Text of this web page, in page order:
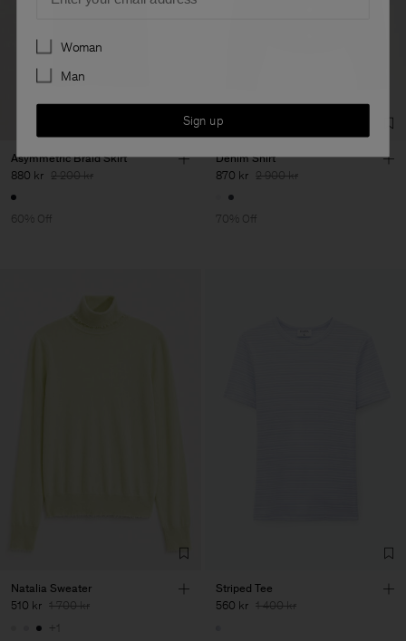
Asymmetric Braid Skirt
880 kr 2 200 kr
60% Off
Denim Shirt
870 kr 2 900 kr
70% Off
Natalia Sweater
510 kr 1 700 kr
+1
Striped Tee
560 kr 1 400 kr
Preferences
Woman
Man
Sign up